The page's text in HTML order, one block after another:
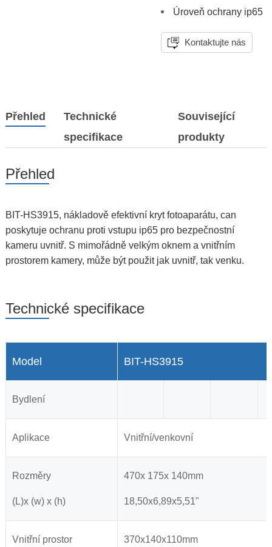
Úroveň ochrany ip65
Kontaktujte nás
Přehled
Technické
specifikace
Související
produkty
Přehled
BIT-HS3915, nákladově efektivní kryt fotoaparátu, can
poskytuje ochranu proti vstupu ip65 pro bezpečnostní
kameru uvnitř. S mimořádně velkým oknem a vnitřním
prostorem kamery, může být použit jak uvnitř, tak venku.
Technické specifikace
Model BIT-HS3915
Bydlení
Aplikace Vnitřní/venkovní
Rozměry
(L)x (w) x (h)
470x 175x 140mm
18,50x6,89x5,51"
Vnitřní prostor 370x140x110mm